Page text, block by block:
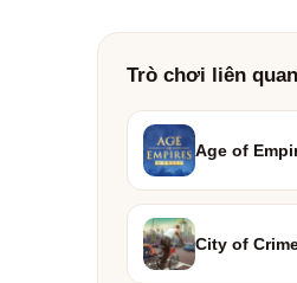
Trò chơi liên quan
Age of
City of